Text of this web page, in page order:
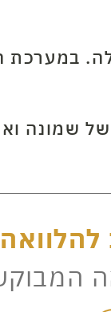
שמונה